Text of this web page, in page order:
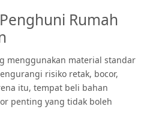
Rumah
menggunakan material standar
risiko retak, bocor,
itu, tempat beli bahan
penting yang tidak boleh